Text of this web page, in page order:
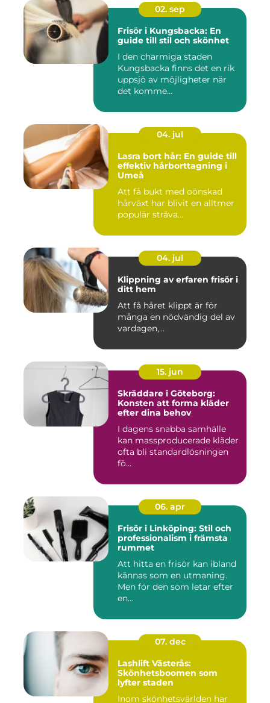
02. sep
Frisör i Kungsbacka: En
guide till stil och skönhet
I den charmiga staden
Kungsbacka finns det en rik
uppsjö av möjligheter när
det komme...
04. jul
Lasra bort hår: En guide till
effektiv hårborttagning i
Umeå
Att få bukt med oönskad
hårväxt har blivit en alltmer
populär sträva...
04. jul
Klippning av erfaren frisör i
ditt hem
Att få håret klippt är för
många en nödvändig del av
vardagen,...
15. jun
Skräddare i Göteborg:
Konsten att forma kläder
efter dina behov
I dagens snabba samhälle
kan massproducerade kläder
ofta bli standardlösningen
fö...
06. apr
Frisör i Linköping: Stil och
professionalism i främsta
rummet
Att hitta en frisör kan ibland
kännas som en utmaning.
Men för den som letar efter
en...
07. dec
Lashlift Västerås:
Skönhetsboomen som
lyfter staden
Inom skönhetsvärlden har